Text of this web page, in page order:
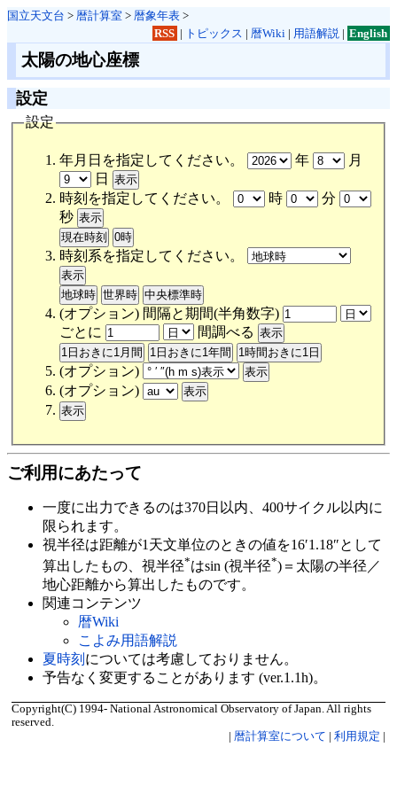
国立天文台 > 暦計算室 > 暦象年表 >
RSS | トピックス | 暦Wiki| 用語解説| English
太陽の地心座標
設定
設定
年月日を指定してください。 年
月
日
時刻を指定してください。
時
分
秒
時刻系を指定してください。
(オプション) 間隔と期間(半角数字)
ごとに
間調べる
(オプション)
(オプション)
ご利用にあたって
一度に出力できるのは370日以内、400サイクル以内に
限られます。
視半径は距離が1天文単位のときの値を16′1.18″として
算出したもの、視半径*はsin (視半径*)＝太陽の半径／
地心距離から算出したものです。
関連コンテンツ
暦Wiki
こよみ用語解説
夏時刻 については考慮しておりません。
予告なく変更することがあります (ver.1.1h)。
Copyright(C) 1994- National Astronomical Observatory of Japan. All rights
reserved.
暦計算室について 利用規定